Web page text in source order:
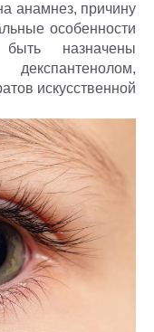
анамнез, причину
особенности
назначены
искусственной